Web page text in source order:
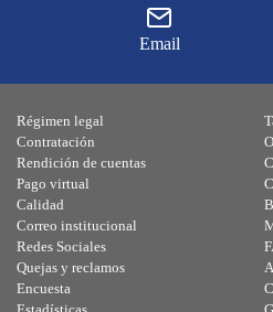
Email
Régimen legal
Contratación
Rendición de cuentas
Pago virtual
Calidad
Correo institucional
Redes Sociales
Quejas y reclamos
Encuesta